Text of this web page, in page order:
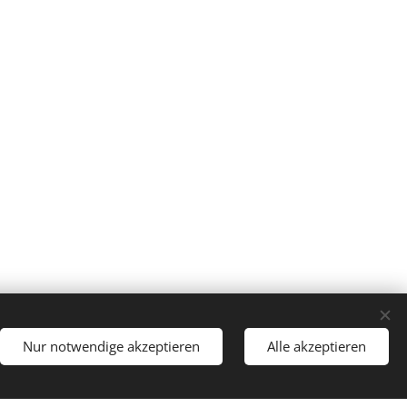
Sprachen
Nur notwendige akzeptieren Alle akzeptieren